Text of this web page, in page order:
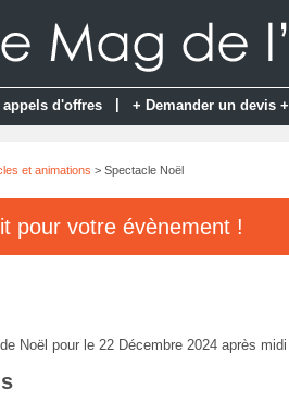
appels d'offres + Demander un devis +
et animations > Spectacle Noël
pour votre évènement !
Noël pour le 22 Décembre 2024 après midi